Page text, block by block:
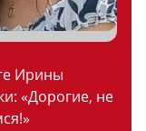
Ирины
«Дорогие, не